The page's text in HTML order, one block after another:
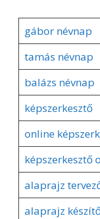
gábor névnap
tamás névnap
balázs névnap
képszerkesztő
online
képszerkesztő
alaprajz
alaprajz